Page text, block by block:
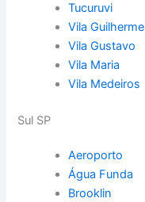
Tucuruvi
Vila Guilherme
Vila Gustavo
Vila Maria
Vila Medeiros
Sul SP
Aeroporto
Água Funda
Brooklin